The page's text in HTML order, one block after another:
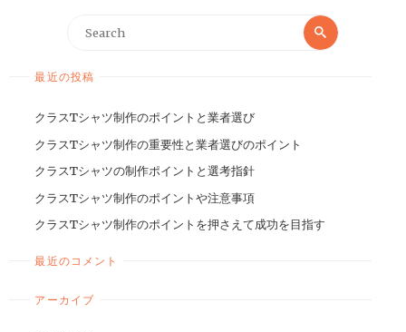
最近の投稿
クラスTシャツ制作のポイントと業者選び
クラスTシャツ制作の重要性と業者選びのポイント
クラスTシャツの制作ポイントと選考指針
クラスTシャツ制作のポイントや注意事項
クラスTシャツ制作のポイントを押さえて成功を目指す
最近のコメント
アーカイブ